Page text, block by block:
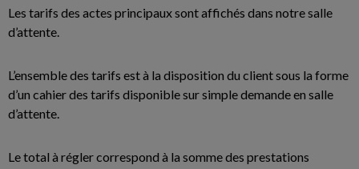
Les tarifs des actes principaux sont affichés dans notre salle
d’attente.
L’ensemble des tarifs est à la disposition du client sous la forme
d’un cahier des tarifs disponible sur simple demande en salle
d’attente.
Le total à régler correspond à la somme des prestations